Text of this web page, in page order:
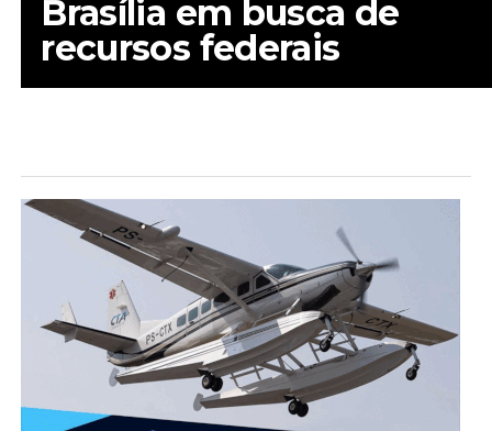
Brasília em busca de
recursos federais